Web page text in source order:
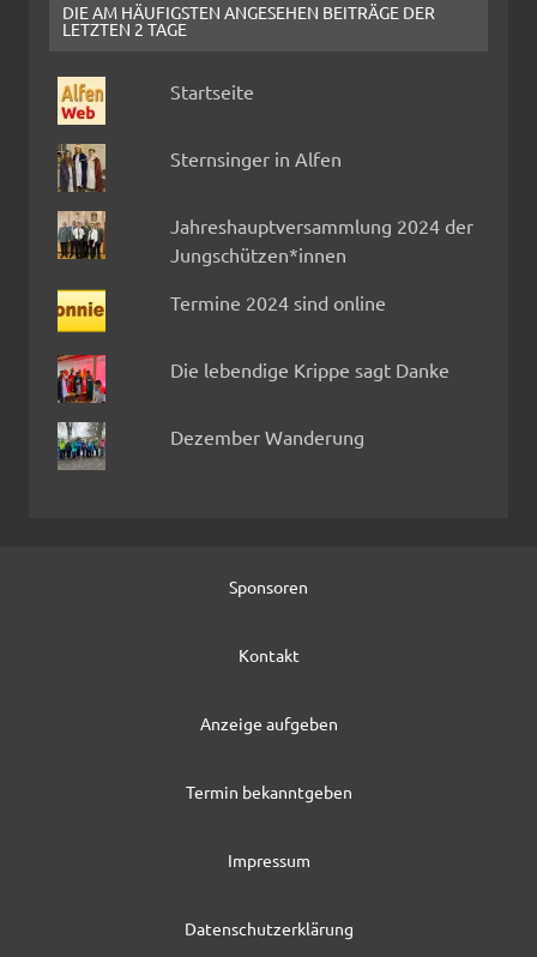
DIE AM HÄUFIGSTEN ANGESEHEN BEITRÄGE DER
LETZTEN 2 TAGE
Startseite
Sternsinger in Alfen
Jahreshauptversammlung 2024 der
Jungschützen*innen
Termine 2024 sind online
Die lebendige Krippe sagt Danke
Dezember Wanderung
Sponsoren
Kontakt
Anzeige aufgeben
Termin bekanntgeben
Impressum
Datenschutzerklärung